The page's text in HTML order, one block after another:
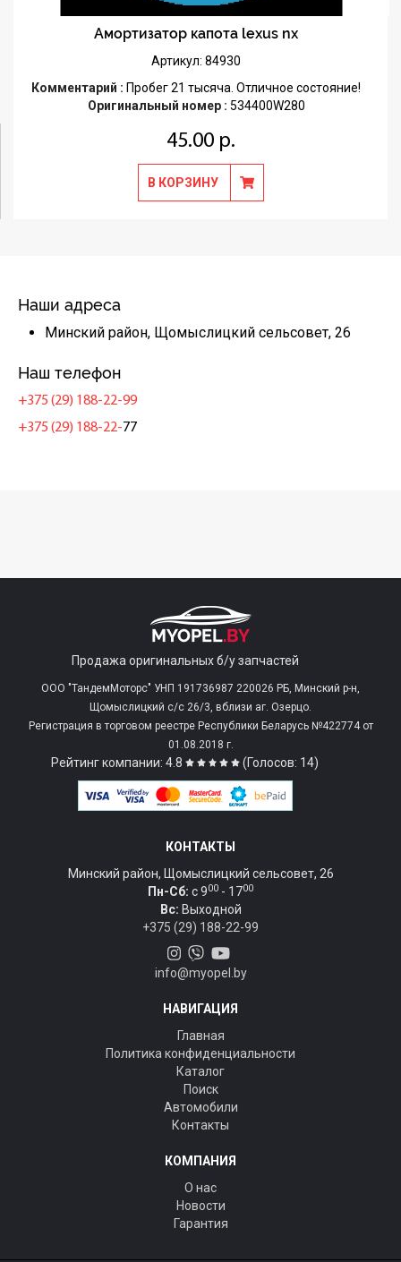
Амортизатор капота lexus nx
Артикул: 84930
Комментарий : Пробег 21 тысяча. Отличное состояние!
Оригинальный номер : 534400W280
45.00 р.
В КОРЗИНУ
Наши адреса
Минский район, Щомыслицкий сельсовет, 26
Наш телефон
+375 (29) 188-22-99
+375 (29) 188-22-77
Продажа оригинальных б/у запчастей
ООО "ТандемМоторс" УНП 191736987 220026 РБ, Минский р-н,
Щомыслицкий с/c 26/3, вблизи аг. Озерцо.
Регистрация в торговом реестре Республики Беларусь №422774 от
01.08.2018 г.
Рейтинг компании: 4.8 (Голосов: 14)
КОНТАКТЫ
Минский район, Щомыслицкий сельсовет, 26
Пн-Сб: c 900 - 1700
Вс: Выходной
+375 (29) 188-22-99
info@myopel.by
НАВИГАЦИЯ
Главная
Политика конфиденциальности
Каталог
Поиск
Автомобили
Контакты
КОМПАНИЯ
О нас
Новости
Гарантия